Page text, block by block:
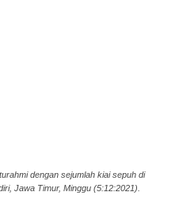
dengan sejumlah kiai sepuh di
Jawa Timur, Minggu (5:12:2021).